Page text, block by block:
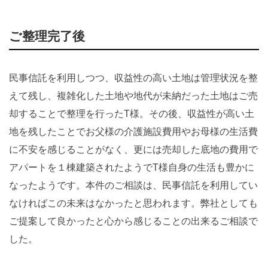
ご整理完了後
民事信託を利用しつつ、収益性の高い土地は管理状況を整
えて残し、複雑化した土地や地代が未納だった土地はご売
却することで整理を行ったT様。その後、収益性が高い土
地を残したことでお父様の介護施設費用やお母様の生活費
に不安を感じることがなく、更には売却した底地の費用で
アパートを１棟建築されたようでT様自身の生活も豊かに
なったようです。本件のご相談は、民事信託を利用してい
なければこの未来はなかったと思われます。弊社としても
ご提案して良かったと心から感じることの出来るご相談で
した。